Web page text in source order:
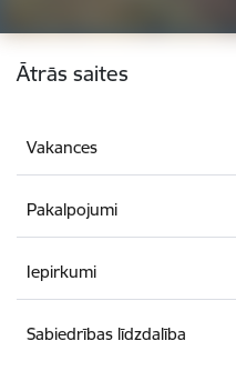
Kājene
Ātrās saites
Vakances
Pakalpojumi
Iepirkumi
Sabiedrības līdzdalība